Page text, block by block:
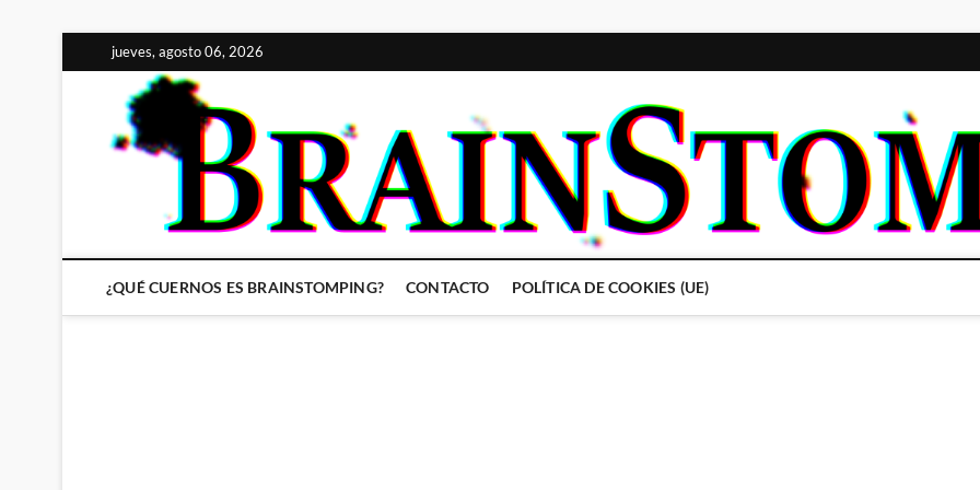
al
contenido
jueves, agosto 06, 2026
¿QUÉ CUERNOS ES BRAINSTOMPING? CONTACTO POLÍTICA DE COOKIES (UE)